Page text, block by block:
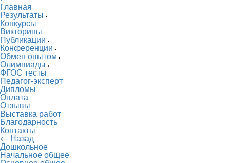
Главная
Результаты
Конкурсы
Викторины
Публикации
Конференции
Обмен опытом
Олимпиады
ФГОС тесты
Педагог-эксперт
Дипломы
Оплата
Отзывы
Выставка работ
Благодарность
Контакты
← Назад
Дошкольное
Начальное общее